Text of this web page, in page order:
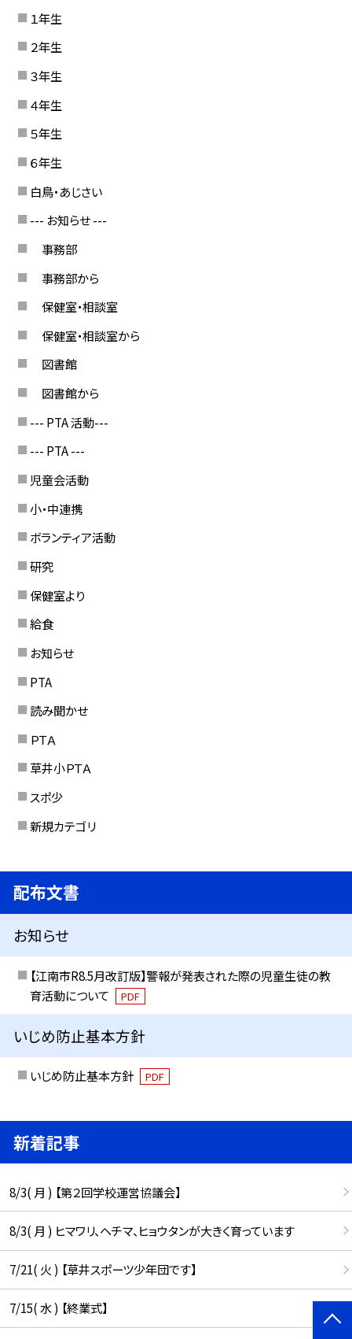
１年生
２年生
３年生
４年生
５年生
６年生
白鳥・あじさい
--- お知らせ ---
事務部
事務部から
保健室・相談室
保健室・相談室から
図書館
図書館から
--- PTA 活動---
--- PTA ---
児童会活動
小・中連携
ボランティア活動
研究
保健室より
給食
お知らせ
PTA
読み聞かせ
ＰＴＡ
草井小ＰＴＡ
スポ少
新規カテゴリ
配布文書
お知らせ
【江南市R8.5月改訂版】警報が発表された際の児童生徒の教
育活動について
PDF
いじめ防止基本方針
いじめ防止基本方針 PDF
新着記事
8/3( 月 ) 【第２回学校運営協議会】
8/3( 月 ) ヒマワリ、ヘチマ、ヒョウタンが大きく育っています
7/21( 火 ) 【草井スポーツ少年団です】
7/15( 水 ) 【終業式】